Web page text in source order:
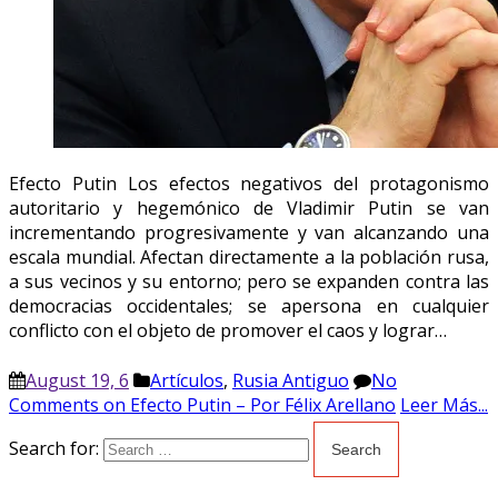
Efecto Putin Los efectos negativos del protagonismo
autoritario y hegemónico de Vladimir Putin se van
incrementando progresivamente y van alcanzando una
escala mundial. Afectan directamente a la población rusa,
a sus vecinos y su entorno; pero se expanden contra las
democracias occidentales; se apersona en cualquier
conflicto con el objeto de promover el caos y lograr…
August 19, 6 Artículos, Rusia Antiguo
No
Comments on Efecto Putin – Por Félix Arellano Leer Más...
Search for: